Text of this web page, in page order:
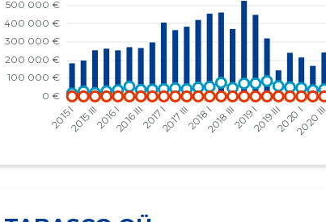
2024 I * 330 488 € * 22 033 €
2023 IV 14
2023 III * 322 310 € * 26 859 € 12
2023 II * 255 553 € * 21 296 € 12
2023 I * 317 905 € * 26 492 € 12